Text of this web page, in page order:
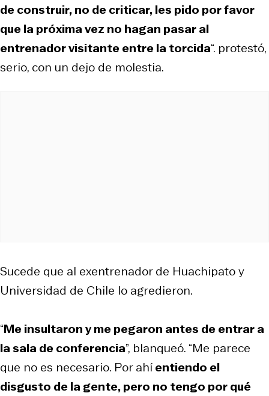
de construir, no de criticar, les pido por favor
que la próxima vez no hagan pasar al
entrenador visitante entre la torcida“. protestó,
serio, con un dejo de molestia.
Sucede que al exentrenador de Huachipato y
Universidad de Chile lo agredieron.
“Me insultaron y me pegaron antes de entrar a
la sala de conferencia”, blanqueó. “Me parece
que no es necesario. Por ahíentiendo el
disgusto de la gente, pero no tengo por qué